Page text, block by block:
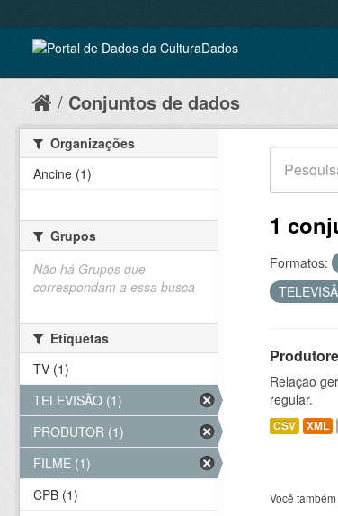
Conjuntos de dados
1
Formatos:
Relação
regular.
CSV XML
Você
Organizações
Ancine (1)
Grupos
Não há Grupos que
correspondam a essa busca
Etiquetas
TV (1)
TELEVISÃO (1)
PRODUTOR (1)
FILME (1)
CPB (1)